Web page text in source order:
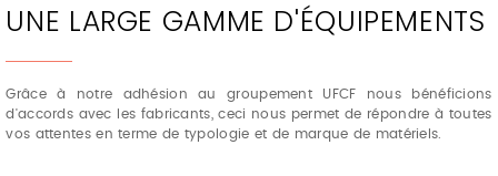
UNE LARGE GAMME D'ÉQUIPEMENTS
Grâce à notre adhésion au groupement UFCF nous bénéficions
d'accords avec les fabricants, ceci nous permet de répondre à toutes
vos attentes en terme de typologie et de marque de matériels.